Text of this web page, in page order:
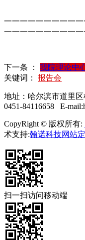
一一一一一一一一一
一一一一一一一一一
下一条 ：
我院理论中
关键词： 报告会
地址：哈尔滨市道里
0451-84116658 E-
CopyRight © 版权所有:
术支持:翰诺科技网站
扫一扫访问移动端